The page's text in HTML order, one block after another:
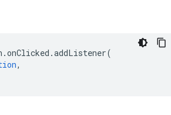
.onClicked .addListener(
,